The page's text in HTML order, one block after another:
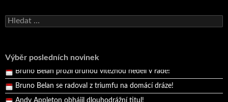
Vyhledávání
Výběr posledních novinek
Andy Appleton obhájil dlouhodrážní titul!
Bruno Belan prožil druhou vítěznou neděli v řadě!
Bruno Belan se radoval z triumfu na domácí dráze!
Andy Appleton obhájil dlouhodrážní titul!